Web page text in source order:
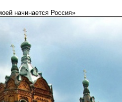
начинается Россия»